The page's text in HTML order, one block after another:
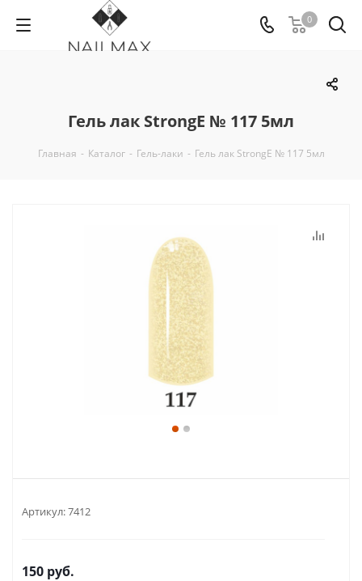
0
Гель лак StrongE № 117 5мл
Главная - Каталог - Гель-лаки - Гель лак StrongE № 117 5мл
Артикул:7412
150 руб.